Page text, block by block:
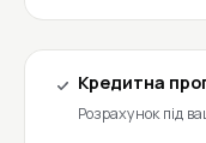
Кредитна
Розрахунок під